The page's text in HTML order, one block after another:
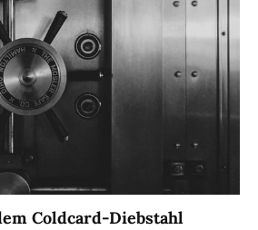
Coldcard-Diebstahl